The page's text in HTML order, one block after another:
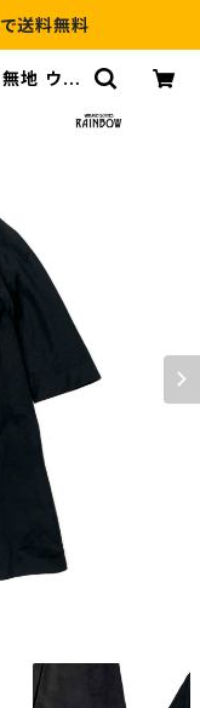
送料無料
地 ウー